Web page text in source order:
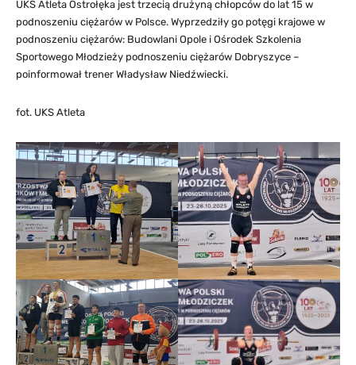
UKS Atleta Ostrołęka jest trzecią drużyną chłopców do lat 15 w
podnoszeniu ciężarów w Polsce. Wyprzedziły go potęgi krajowe w
podnoszeniu ciężarów: Budowlani Opole i Ośrodek Szkolenia
Sportowego Młodzieży podnoszeniu ciężarów Dobryszyce –
poinformował trener Władysław Niedźwiecki.
fot. UKS Atleta